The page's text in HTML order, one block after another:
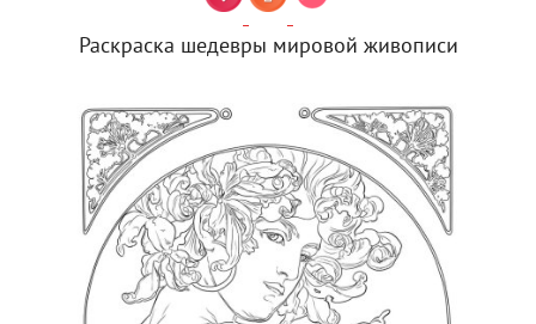
Раскраска шедевры мировой живописи